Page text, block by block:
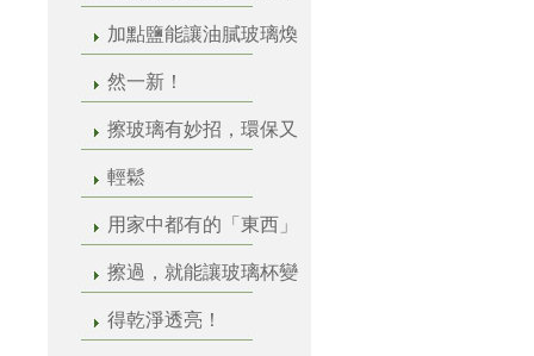
加點鹽能讓油膩玻璃煥
然一新！
擦玻璃有妙招，環保又
輕鬆
用家中都有的「東西」
擦過，就能讓玻璃杯變
得乾淨透亮！